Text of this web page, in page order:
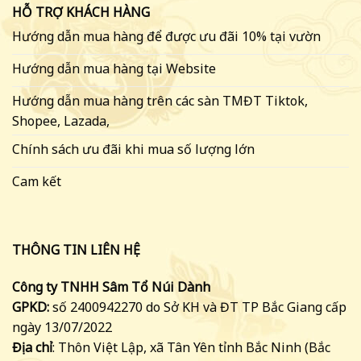
HỖ TRỢ KHÁCH HÀNG
Hướng dẫn mua hàng để được ưu đãi 10% tại vườn
Hướng dẫn mua hàng tại Website
Hướng dẫn mua hàng trên các sàn TMĐT Tiktok,
Shopee, Lazada,
Chính sách ưu đãi khi mua số lượng lớn
Cam kết
THÔNG TIN LIÊN HỆ
Công ty TNHH Sâm Tổ Núi Dành
GPKD:số 2400942270 do Sở KH và ĐT TP Bắc Giang cấp
ngày 13/07/2022
Địa chỉ: Thôn Việt Lập, xã Tân Yên tỉnh Bắc Ninh (Bắc